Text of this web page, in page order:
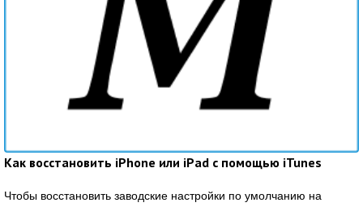
Как восстановить iPhone или iPad с помощью iTunes
Чтобы восстановить заводские настройки по умолчанию на